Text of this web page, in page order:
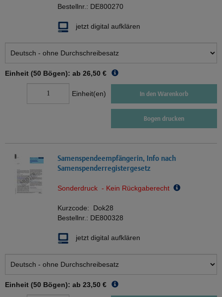
Bestellnr.: DE800270
jetzt digital aufklären
Einheit (50 Bögen): ab 26,50 €
Einheit(en) In den Warenkorb
Bogen drucken
Samenspendeempfängerin, Info nach
Samenspenderregistergesetz
Sonderdruck - Kein Rückgaberecht
Kurzcode: Dok28
Bestellnr.: DE800328
jetzt digital aufklären
Einheit (50 Bögen): ab 23,50 €